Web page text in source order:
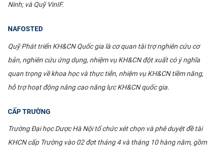
HTQT
CỰU NGƯỜI HỌC
Ninh; và Quỹ VinIF.
NAFOSTED
Quỹ Phát triển KH&CN Quốc gia là cơ quan tài trợ nghiên cứu cơ
bản, nghiên cứu ứng dụng, nhiệm vụ KH&CN đột xuất có ý nghĩa
quan trọng về khoa học và thực tiễn, nhiệm vụ KH&CN tiềm năng,
hỗ trợ hoạt động nâng cao năng lực KH&CN quốc gia.
CẤP TRƯỜNG
Trường Đại học Dược Hà Nội tổ chức xét chọn và phê duyệt đề tài
KHCN cấp Trường vào 02 đợt tháng 4 và tháng 10 hàng năm, gồm